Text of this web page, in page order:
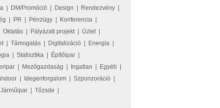
DM/Promóció Design Rendezvény
PR Pénzügy Konferencia
Oktatás Pályázati projekt| Üzlet|
| Támogatás Digitalizáció Energia
Statisztika Építőipar
Mezőgazdaság Ingatlan Egyéb
Idegenforgalom Szponzoráció
Járműipar Tőzsde